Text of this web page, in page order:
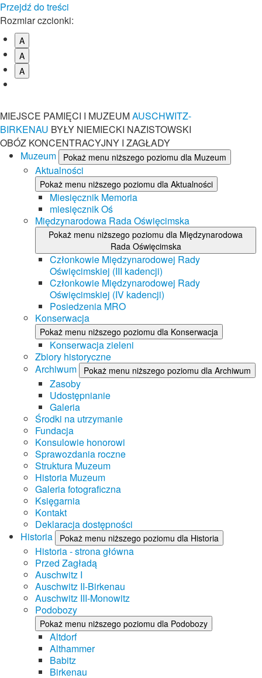
Przejdź do treści
Rozmiar czcionki:
A
A
A
MIEJSCE PAMIĘCI I MUZEUMAUSCHWITZ-
BIRKENAU BYŁY NIEMIECKI NAZISTOWSKI
OBÓZ KONCENTRACYJNY I ZAGŁADY
Muzeum
Pokaż menu niższego poziomu dla Muzeum
Aktualności
Pokaż menu niższego poziomu dla Aktualności
Miesięcznik Memoria
miesięcznik Oś
Międzynarodowa Rada Oświęcimska
Pokaż menu niższego poziomu dla Międzynarodowa
Rada Oświęcimska
Członkowie Międzynarodowej Rady
Oświęcimskiej (III kadencji)
Członkowie Międzynarodowej Rady
Oświęcimskiej (IV kadencji)
Posiedzenia MRO
Konserwacja
Pokaż menu niższego poziomu dla Konserwacja
Konserwacja zieleni
Zbiory historyczne
Archiwum
Pokaż menu niższego poziomu dla Archiwum
Zasoby
Udostępnianie
Galeria
Środki na utrzymanie
Fundacja
Konsulowie honorowi
Sprawozdania roczne
Struktura Muzeum
Historia Muzeum
Galeria fotograficzna
Księgarnia
Kontakt
Deklaracja dostępności
Historia
Pokaż menu niższego poziomu dla Historia
Historia - strona główna
Przed Zagładą
Auschwitz I
Auschwitz II-Birkenau
Auschwitz III-Monowitz
Podobozy
Pokaż menu niższego poziomu dla Podobozy
Altdorf
Althammer
Babitz
Birkenau